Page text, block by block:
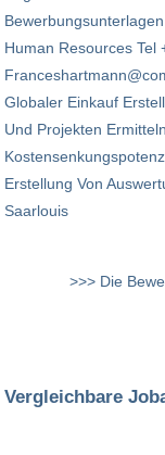
Human Resources Tel
Globaler Einkauf
Und Projekten
Erstellung Von
Saarlouis
>>> Die
Vergleichbare